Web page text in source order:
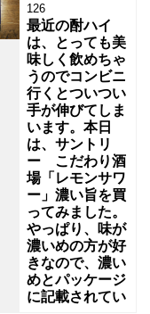
126
最近の酎ハイ
は、とっても美
味しく飲めちゃ
うのでコンビニ
行くとついつい
手が伸びてしま
います。本日
は、サントリ
ー こだわり酒
場「レモンサワ
ー」濃い旨を買
ってみました。
やっぱり、味が
濃いめの方が好
きなので、濃い
めとパッケージ
に記載されてい